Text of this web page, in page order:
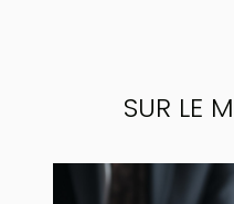
SUR LE